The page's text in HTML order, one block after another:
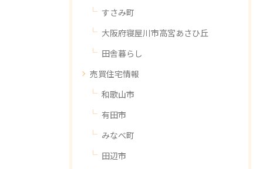
すさみ町
大阪府寝屋川市高宮あさひ丘
田舎暮らし
売買住宅情報
和歌山市
有田市
みなべ町
田辺市